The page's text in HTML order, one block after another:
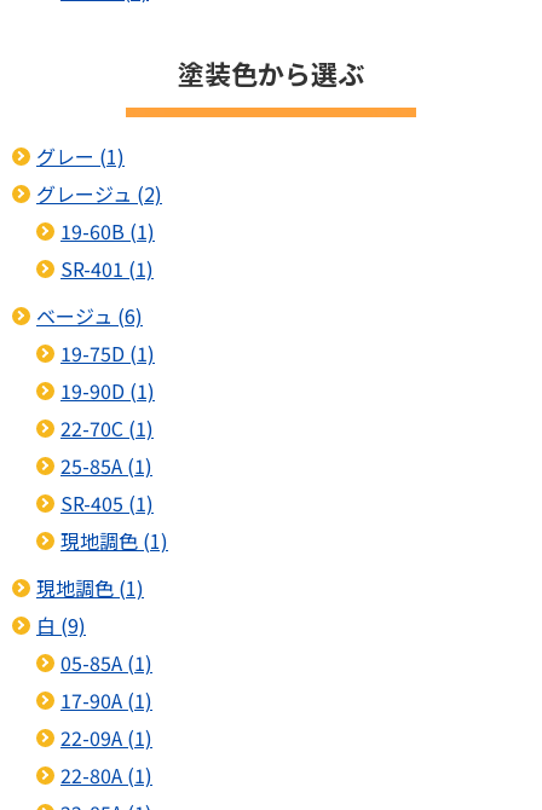
塗装色から選ぶ
グレー (1)
グレージュ (2)
19-60B (1)
SR-401 (1)
ベージュ (6)
19-75D (1)
19-90D (1)
22-70C (1)
25-85A (1)
SR-405 (1)
現地調色 (1)
現地調色 (1)
白 (9)
05-85A (1)
17-90A (1)
22-09A (1)
22-80A (1)